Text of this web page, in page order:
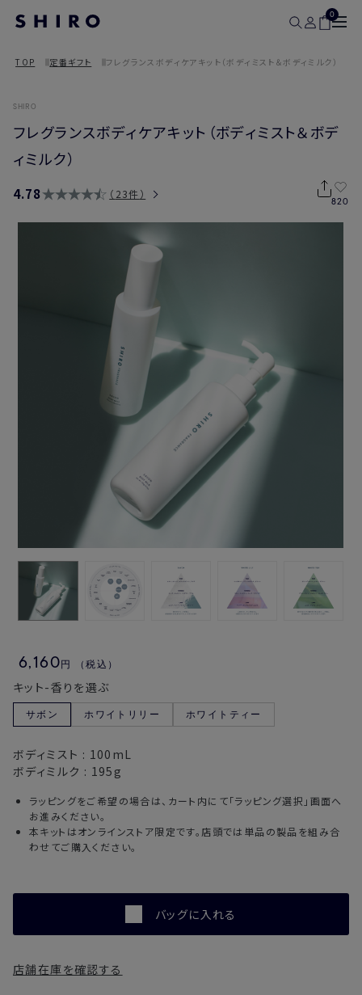
0
TOP 定番ギフト フレグランスボディケアキット（ボディミスト＆ボディミルク）
SHIRO
フレグランスボディケアキット（ボディミスト＆ボデ
ィミルク）
4.78 23件
820
6,160円 （税込）
キット-香りを選ぶ
サボン ホワイトリリー ホワイトティー
ボディミスト : 100mL
ボディミルク : 195g
ラッピングをご希望の場合は、カート内にて「ラッピング選択」画面へ
お進みください。
本キットはオンラインストア限定です。店頭では単品の製品を組み合
わせてご購入ください。
バッグに入れる
店舗在庫を確認する